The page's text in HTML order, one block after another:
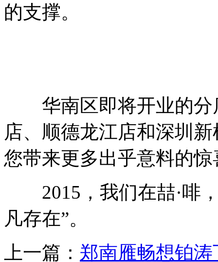
的支撑。
华南区即将开业的分
店、顺德龙江店和深圳
您带来更多出乎意料的惊
2015，我们在喆·啡，
凡存在”。
上一篇： 郑南雁畅想铂